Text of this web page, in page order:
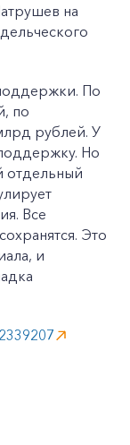
на
По
по
рублей. У
Но
отдельный
Все
Это
и